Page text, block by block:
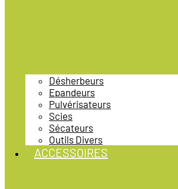
Désherbeurs
Epandeurs
Pulvérisateurs
Scies
Sécateurs
Outils Divers
ACCESSOIRES